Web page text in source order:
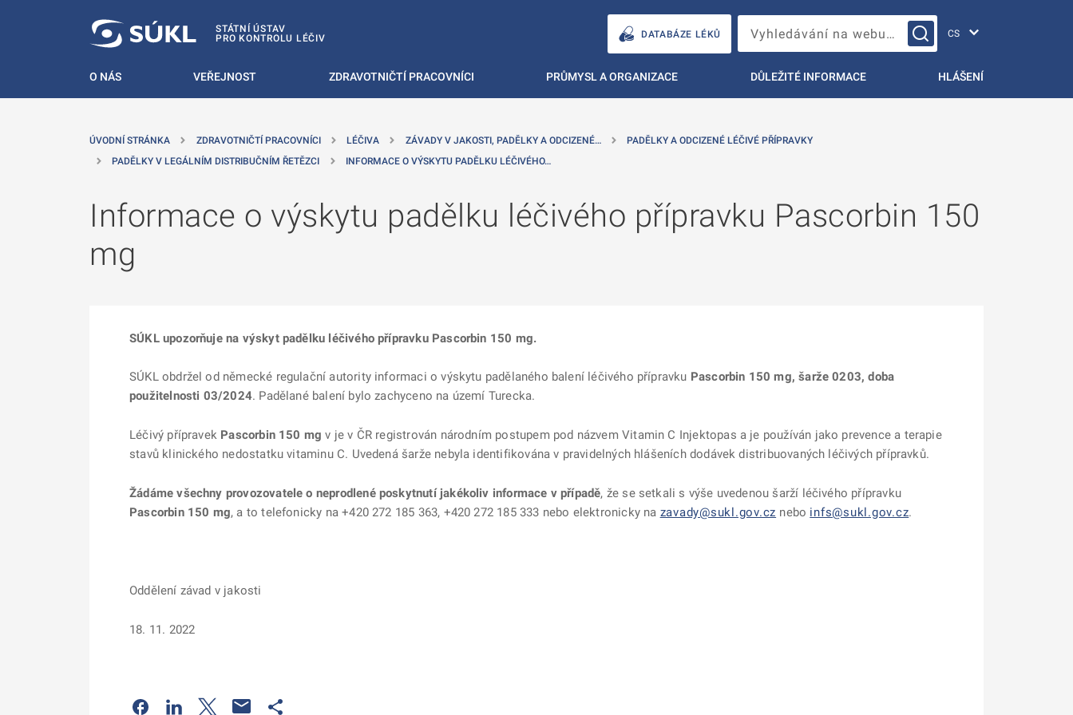
STÁTNÍ ÚSTAV
PRO KONTROLU LÉČIV
DATABÁZE LÉKŮ Vyhledávání na webu…
O NÁS VEŘEJNOST ZDRAVOTNIČTÍ PRACOVNÍCI PRŮMYSL A ORGANIZACE DŮLEŽITÉ INFORMACE HLÁŠENÍ
ÚVODNÍ STRÁNKA ZDRAVOTNIČTÍ PRACOVNÍCI LÉČIVA ZÁVADY V JAKOSTI, PADĚLKY A ODCIZENÉ…
PADĚLKY A ODCIZENÉ LÉČIVÉ PŘÍPRAVKY
PADĚLKY V LEGÁLNÍM DISTRIBUČNÍM ŘETĚZCI
INFORMACE O VÝSKYTU PADĚLKU LÉČIVÉHO…
Informace o výskytu padělku léčivého přípravku Pascorbin 150
mg
SÚKL upozorňuje na výskyt padělku léčivého přípravku Pascorbin 150 mg.
SÚKL obdržel od německé regulační autority informaci o výskytu padělaného balení léčivého přípravku Pascorbin 150 mg, šarže 0203, doba
použitelnosti 03/2024. Padělané balení bylo zachyceno na území Turecka.
Léčivý přípravek Pascorbin 150 mg v je v ČR registrován národním postupem pod názvem Vitamin C Injektopas a je používán jako prevence a terapie
stavů klinického nedostatku vitaminu C. Uvedená šarže nebyla identifikovánav pravidelných hlášeních dodávek distribuovaných léčivých přípravků.
Žádáme všechny provozovatele o neprodlené poskytnutí jakékoliv informace v případě, že se setkali s výše uvedenou šarží léčivého přípravku
Pascorbin 150 mg, a to telefonicky na +420 272 185 363, +420 272 185 333 nebo elektronicky na zavady@sukl.gov.cz nebo infs@sukl.gov.cz.
Oddělení závad v jakosti
18. 11. 2022
Odkaz se otevře na nové kartě
Odkaz se otevře na nové kartě
Odkaz se otevře na nové kartě